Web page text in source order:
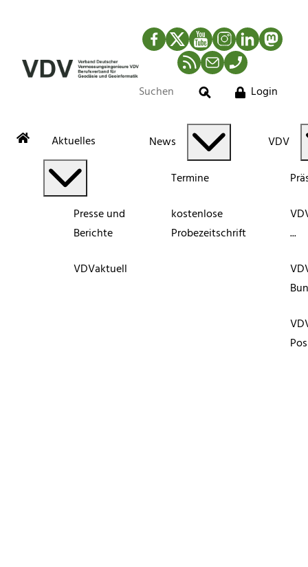
Facebook
TwitterYouTubeInstagram
LinkedIn
RSS-Newsfeed
MailTelefon
Suche
Login
Aktuelles
Presse und
Berichte
VDVaktuell
News
Termine
kostenlose
Probezeitschrift
VDV
...